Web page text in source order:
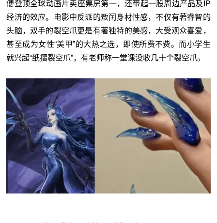
便登顶全球动画片卖座票房第一，还带起一股周边产品及IP
经济的效应。电影中反派的敖闰身材性感，不仅有著睿智的
头脑，双手的裂空爪更是有著独特的美感，大受观众喜爱，
甚至成为女性“美甲”的大热之选，即使所费不赀。而小学生
就兴起“纸摺裂空爪”，有老师称一堂课没收几十个裂空爪。